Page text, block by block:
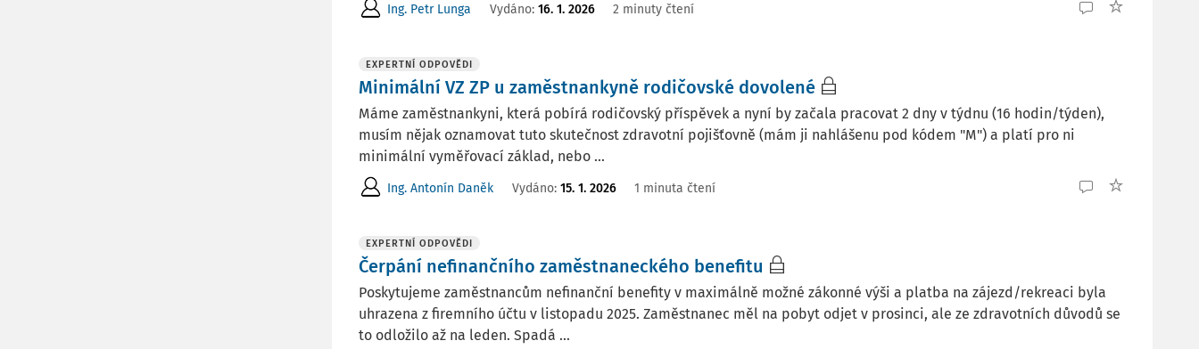
Ing. Petr Lunga Vydáno: 16. 1. 2026 2 minuty čtení
EXPERTNÍ ODPOVĚDI
Minimální VZ ZP u zaměstnankyně rodičovské dovolené
Máme zaměstnankyni, která pobírá rodičovský příspěvek a nyní by začala pracovat 2 dny v týdnu (16 hodin/týden),
musím nějak oznamovat tuto skutečnost zdravotní pojišťovně (mám ji nahlášenu pod kódem "M") a platí pro ni
minimální vyměřovací základ, nebo ...
Ing. Antonín Daněk Vydáno: 15. 1. 2026 1 minuta čtení
EXPERTNÍ ODPOVĚDI
Čerpání nefinančního zaměstnaneckého benefitu
Poskytujeme zaměstnancům nefinanční benefity v maximálně možné zákonné výši a platba na zájezd/rekreaci byla
uhrazena z firemního účtu v listopadu 2025. Zaměstnanec měl na pobyt odjet v prosinci, ale ze zdravotních důvodů se
to odložilo až na leden. Spadá ...